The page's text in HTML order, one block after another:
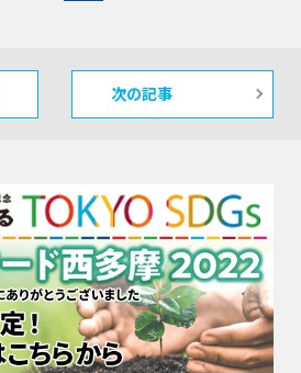
次の記事